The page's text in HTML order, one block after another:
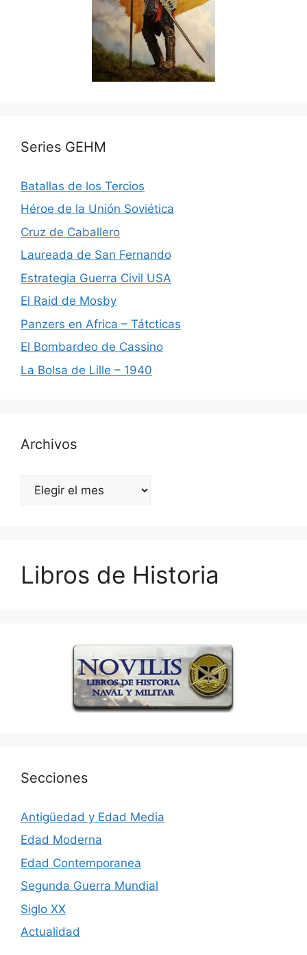
Series GEHM
Batallas de los Tercios
Héroe de la Unión Soviética
Cruz de Caballero
Laureada de San Fernando
Estrategia Guerra Civil USA
El Raid de Mosby
Panzers en Africa – Tátcticas
El Bombardeo de Cassino
La Bolsa de Lille – 1940
Archivos
Archivos
Libros de Historia
Secciones
Antigüedad y Edad Media
Edad Moderna
Edad Contemporanea
Segunda Guerra Mundial
Siglo XX
Actualidad